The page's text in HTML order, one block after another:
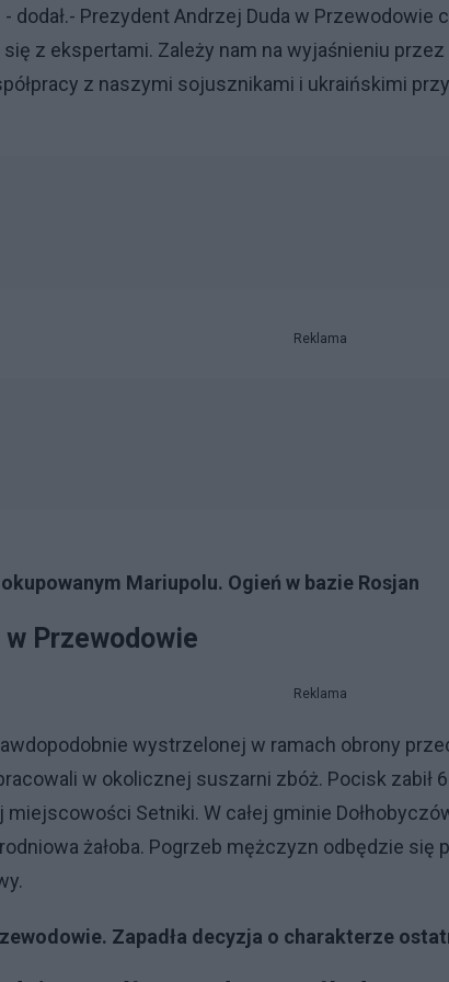
dodał.- Prezydent Andrzej Duda w
z ekspertami. Zależy nam na wyjaśnieniu
z naszymi sojusznikami i ukraińskimi
Reklama
Mariupolu. Ogień w bazie Rosjan
Przewodowie
Reklama
wystrzelonej w ramach obrony
w okolicznej suszarni zbóż. Pocisk zabił
Setniki. W całej gminie
żałoba. Pogrzeb mężczyzn odbędzie się
Zapadła decyzja o charakterze